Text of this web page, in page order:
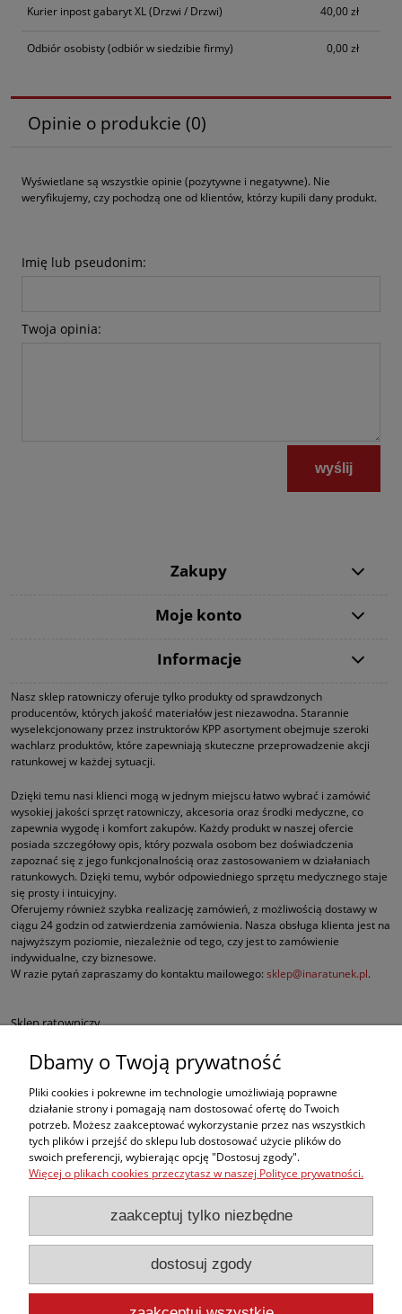
Kurier inpost gabaryt XL(Drzwi / Drzwi) 40,00 zł
Odbiór osobisty(odbiór w siedzibie firmy) 0,00 zł
Opinie o produkcie (0)
Wyświetlane są wszystkie opinie (pozytywne i negatywne). Nie
weryfikujemy, czy pochodzą one od klientów, którzy kupili dany produkt.
Imię lub pseudonim:
Twoja opinia:
wyślij
Zakupy
Moje konto
Informacje
Nasz sklep ratowniczy oferuje tylko produkty od sprawdzonych
producentów, których jakość materiałów jest niezawodna. Starannie
wyselekcjonowany przez instruktorów KPP asortyment obejmuje szeroki
wachlarz produktów, które zapewniają skuteczne przeprowadzenie akcji
ratunkowej w każdej sytuacji.
Dzięki temu nasi klienci mogą w jednym miejscu łatwo wybrać i zamówić
wysokiej jakości sprzęt ratowniczy, akcesoria oraz środki medyczne, co
zapewnia wygodę i komfort zakupów. Każdy produkt w naszej ofercie
posiada szczegółowy opis, który pozwala osobom bez doświadczenia
zapoznać się z jego funkcjonalnością oraz zastosowaniem w działaniach
ratunkowych. Dzięki temu, wybór odpowiedniego sprzętu medycznego staje
się prosty i intuicyjny.
Oferujemy również szybka realizację zamówień, z możliwością dostawy w
ciągu 24 godzin od zatwierdzenia zamówienia. Nasza obsługa klienta jest na
najwyższym poziomie, niezależnie od tego, czy jest to zamówienie
indywidualne, czy biznesowe.
W razie pytań zapraszamy do kontaktu mailowego: sklep@inaratunek.pl.
Sklep ratowniczy
Defibrylatory AED
Fantomy RKO
Sprzęt ratowniczy dla służb mundurowych
Apteczki pierwszej pomocy
, ale w naszej ofercie znajdą Państwo także inne produkty medyczne
najwyższej jakości, takie jak sprzęt do ewakuacji czy nowoczesne środki do
opatrywania oparzeń i krwotoków.
Dbamy o Twoją prywatność
Pliki cookies i pokrewne im technologie umożliwiają poprawne
działanie strony i pomagają nam dostosować ofertę do Twoich
potrzeb. Możesz zaakceptować wykorzystanie przez nas wszystkich
tych plików i przejść do sklepu lub dostosować użycie plików do
swoich preferencji, wybierając opcję "Dostosuj zgody".
Więcej o plikach cookies przeczytasz w naszej Polityce prywatności.
zaakceptuj tylko niezbędne
dostosuj zgody